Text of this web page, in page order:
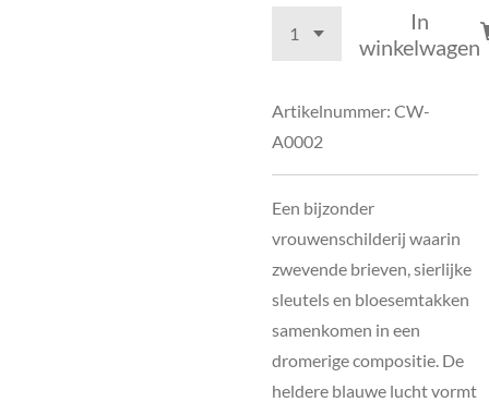
In
winkelwagen
Artikelnummer: CW-
A0002
Een bijzonder
vrouwenschilderij waarin
zwevende brieven, sierlijke
sleutels en bloesemtakken
samenkomen in een
dromerige compositie. De
heldere blauwe lucht vormt